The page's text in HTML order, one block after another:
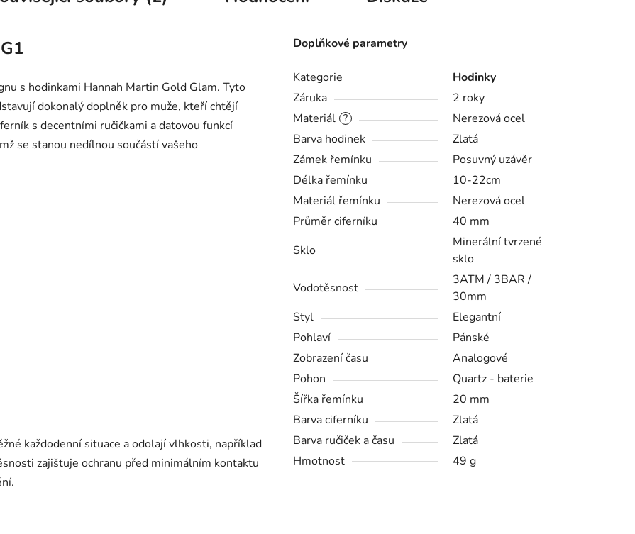
s hodinkami Hannah Martin Gold Glam. Tyto
dokonalý doplněk pro muže, kteří chtějí
s decentními ručičkami a datovou funkcí
se stanou nedílnou součástí vašeho
každodenní situace a odolají vlhkosti, například
zajišťuje ochranu před minimálním kontaktu
Doplňkové parametry
Kategorie
Hodinky
Záruka
2 roky
?
Materiál
Nerezová ocel
Barva hodinek
Zlatá
Zámek řemínku
Posuvný uzávěr
Délka řemínku
10-22cm
Materiál řemínku
Nerezová ocel
Průměr ciferníku
40 mm
Sklo
Minerální tvrzené
sklo
Vodotěsnost
3ATM / 3BAR /
30mm
Styl
Elegantní
Pohlaví
Pánské
Zobrazení času
Analogové
Pohon
Quartz - baterie
Šířka řemínku
20 mm
Barva ciferníku
Zlatá
Barva ručiček a času
Zlatá
Hmotnost
49 g